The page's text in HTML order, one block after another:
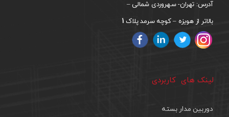
آدرس: تهران- سهروردی شمالی –
بالاتر از هویزه – کوچه سرمد پلاک 1
لینک های کاربردی
دوربین مدار بسته